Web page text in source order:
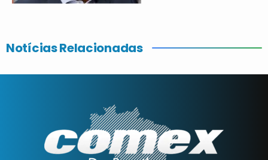
Notícias Relacionadas